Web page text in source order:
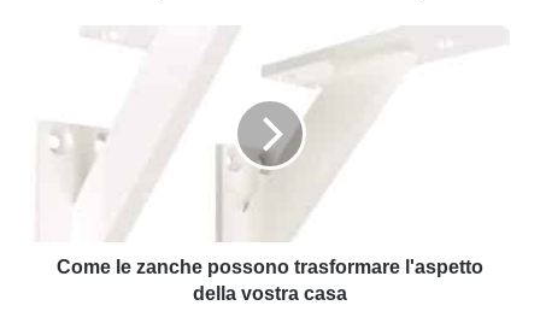
Come le zanche possono trasformare l'aspetto
della vostra casa